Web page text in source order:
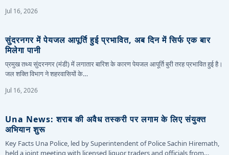
Jul 16, 2026
सुंदरनगर में पेयजल आपूर्ति हुई प्रभावित, अब दिन में सिर्फ एक बार
मिलेगा पानी
प्रमुख तथ्य सुंदरनगर (मंडी) में लगातार बारिश के कारण पेयजल आपूर्ति बुरी तरह प्रभावित हुई है।
जल शक्ति विभाग ने शहरवासियों के…
Jul 16, 2026
Una News: शराब की अवैध तस्करी पर लगाम के लिए संयुक्त
अभियान शुरू
Key Facts Una Police, led by Superintendent of Police Sachin Hiremath,
held a joint meeting with licensed liquor traders and officials from…